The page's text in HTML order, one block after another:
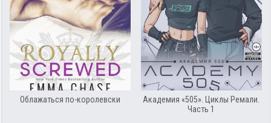
Облажаться по-королевски
Академия «505». Циклы Ремали.
Часть 1